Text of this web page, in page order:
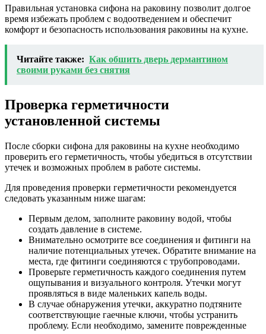
Правильная установка сифона на раковину позволит долгое
время избежать проблем с водоотведением и обеспечит
комфорт и безопасность использования раковины на кухне.
Читайте также: Как обшить дверь дермантином
своими руками без снятия
Проверка герметичности
установленной системы
После сборки сифона для раковины на кухне необходимо
проверить его герметичность, чтобы убедиться в отсутствии
утечек и возможных проблем в работе системы.
Для проведения проверки герметичности рекомендуется
следовать указанным ниже шагам:
Первым делом, заполните раковину водой, чтобы
создать давление в системе.
Внимательно осмотрите все соединения и фитинги на
наличие потенциальных утечек. Обратите внимание на
места, где фитинги соединяются с трубопроводами.
Проверьте герметичность каждого соединения путем
ощупывания и визуального контроля. Утечки могут
проявляться в виде маленьких капель воды.
В случае обнаружения утечки, аккуратно подтяните
соответствующие гаечные ключи, чтобы устранить
проблему. Если необходимо, замените поврежденные